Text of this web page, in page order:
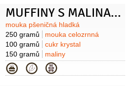
250 gramů
(kompotované)
šťáva
citronová 1 lžíce
moučka kukuřičná
(škrob)
2 lžičky Krém:
Mascarpone
500 gramů
moučkový 6 lžic (5-8 lžic)
na šlehání200 mililitrů Ozdoba:
čokoláda hořká150 gramů
MUFFINY S MALINAMI A DROBENKOU
Suroviny
mouka pšeničná hladká
250 gramů
mouka celozrnná
100 gramů
cukr krystal
150 gramů
maliny
200 gramů
podmáslí
170 gramů
olej170 mililitrů
Kategorie